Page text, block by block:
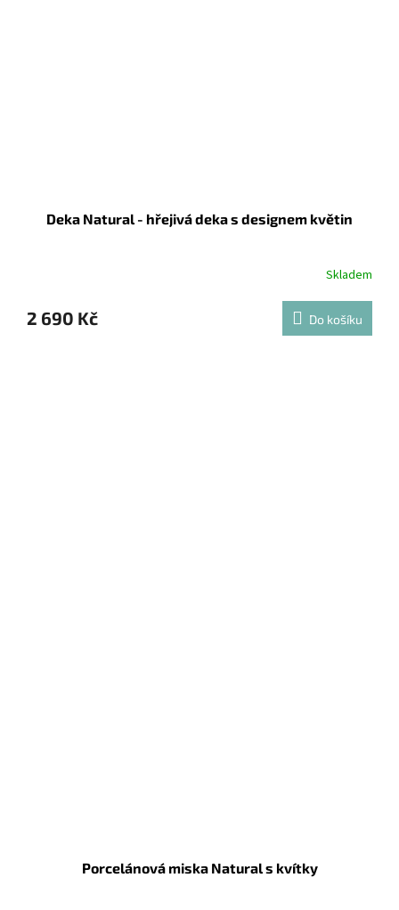
Deka Natural - hřejivá deka s designem květin
Skladem
2 690 Kč Do košíku
Porcelánová miska Natural s kvítky